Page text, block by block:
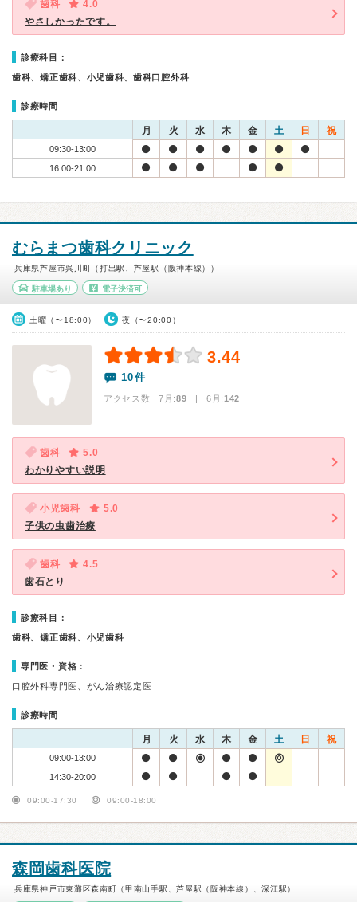
歯科
4.0
やさしかったです。
診療科目：
歯科、矯正歯科、小児歯科、歯科口腔外科
診療時間
月 火 水 木 金 土 日 祝
09:30-13:00
16:00-21:00
むらまつ歯科クリニック
兵庫県芦屋市呉川町（打出駅、芦屋駅（阪神本線））
駐車場あり 電子決済可
土曜（〜18:00） 夜（〜20:00）
3.44
10件
アクセス数 7月:89 | 6月:142
歯科
5.0
わかりやすい説明
小児歯科
5.0
子供の虫歯治療
歯科
4.5
歯石とり
診療科目：
歯科、矯正歯科、小児歯科
専門医・資格：
口腔外科専門医、がん治療認定医
診療時間
月 火 水 木 金 土 日 祝
09:00-13:00
14:30-20:00
09:00-17:30 09:00-18:00
森岡歯科医院
兵庫県神戸市東灘区森南町（甲南山手駅、芦屋駅（阪神本線）、深江駅）